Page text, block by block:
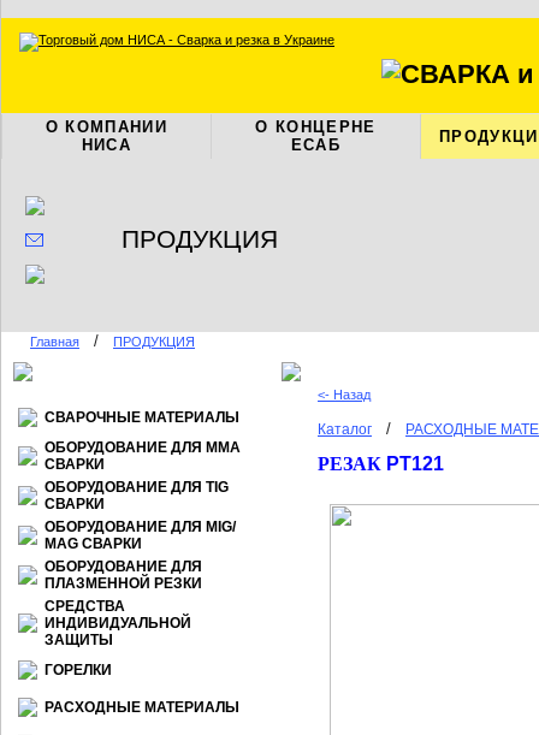
О КОМПАНИИ
НИСА
О КОНЦЕРНЕ
ЕСАБ
ПРОДУКЦИЯ
Главная / ПРОДУКЦИЯ
СВАРОЧНЫЕ МАТЕРИАЛЫ
ОБОРУДОВАНИЕ ДЛЯ ММА
СВАРКИ
ОБОРУДОВАНИЕ ДЛЯ TIG
СВАРКИ
ОБОРУДОВАНИЕ ДЛЯ МIG/
МАG СВАРКИ
ОБОРУДОВАНИЕ ДЛЯ
ПЛАЗМЕННОЙ РЕЗКИ
СРЕДСТВА
ИНДИВИДУАЛЬНОЙ
ЗАЩИТЫ
ГОРЕЛКИ
РАСХОДНЫЕ МАТЕРИАЛЫ
<- Назад
Каталог / РАСХОДНЫЕ
РЕЗАК PT121